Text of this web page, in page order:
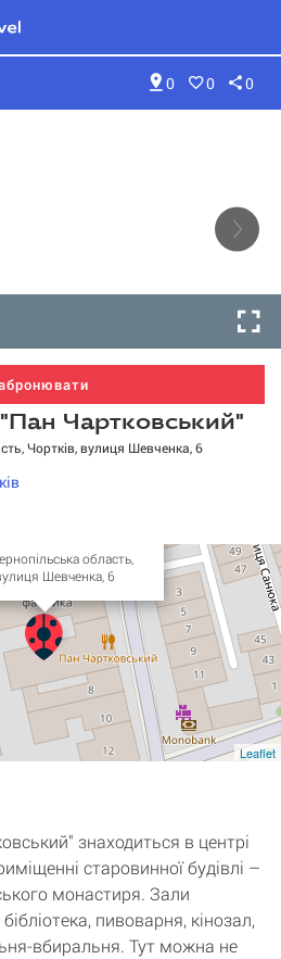
0 0 0
Чартковський"
Чортків, вулиця Шевченка, 6
область,
Шевченка, 6
Leaflet
знаходиться в центрі
старовинної будівлі –
монастиря. Зали
пивоварня, кінозал,
вбиральня. Тут можна не